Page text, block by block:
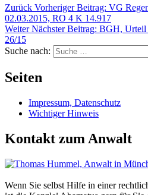
Zurück Vorheriger Beitrag: VG
02.03.2015, RO 4 K 14.917
Weiter Nächster Beitrag: BGH, Urteil
26/15
Suche nach:
Seiten
Impressum, Datenschutz
Wichtiger Hinweis
Kontakt zum Anwalt
Wenn Sie selbst Hilfe in einer